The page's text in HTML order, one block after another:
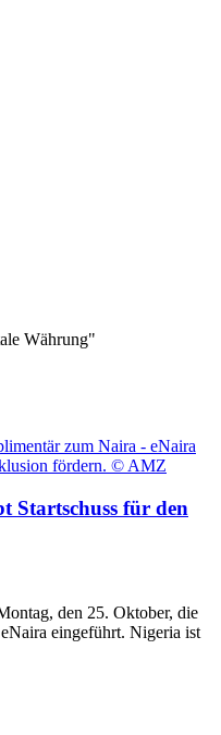
Währung"
Startschuss für den
den 25. Oktober, die
eingeführt. Nigeria ist